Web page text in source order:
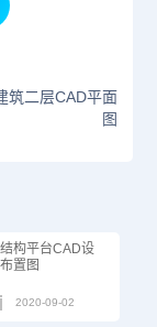
筑二层CAD平面
图
构平台CAD设
置图
2020-09-02